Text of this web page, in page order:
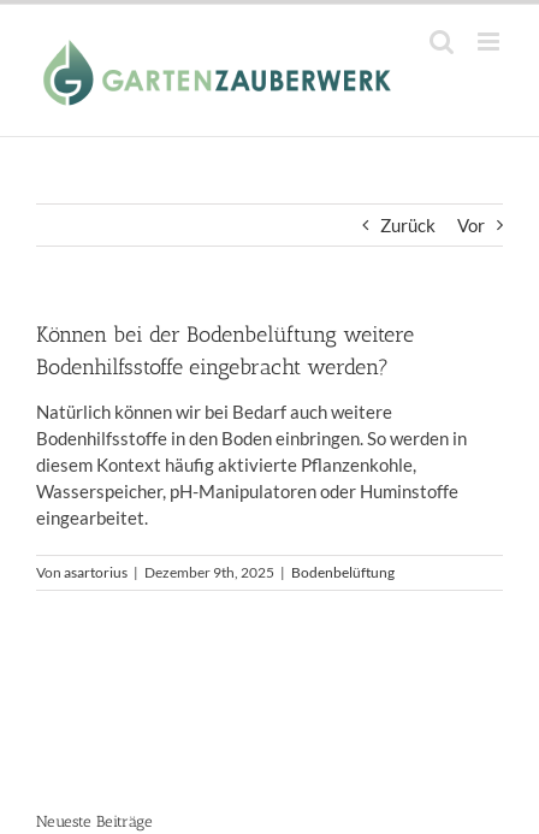
Zum
springen
Zurück Vor
Können bei der Bodenbelüftung weitere
Bodenhilfsstoffe eingebracht werden?
Natürlich können wir bei Bedarf auch weitere
Bodenhilfsstoffe in den Boden einbringen. So werden in
diesem Kontext häufig aktivierte Pflanzenkohle,
Wasserspeicher, pH-Manipulatoren oder Huminstoffe
eingearbeitet.
Von asartorius | Dezember 9th, 2025 | Bodenbelüftung
Neueste Beiträge